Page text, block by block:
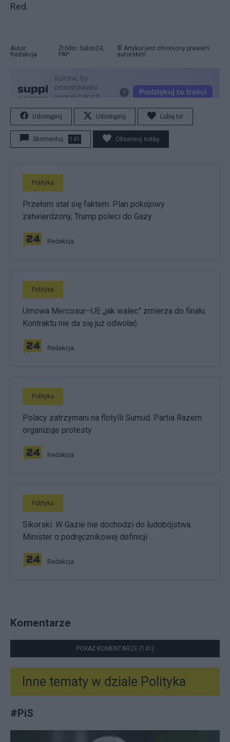
Red.
Autor:
Redakcja
Źródło: Salon24,
PAP
© Artykuł jest chroniony prawem
autorskim
Udostępnij Udostępnij Lubię to!
Skomentuj 141 Obserwuj notkę
Polityka
Przełom stał się faktem. Plan pokojowy
zatwierdzony, Trump poleci do Gazy
Redakcja
Polityka
Umowa Mercosur–UE „jak walec” zmierza do finału.
Kontraktu nie da się już odwołać
Redakcja
Polityka
Polacy zatrzymani na flotylli Sumud. Partia Razem
organizuje protesty
Redakcja
Polityka
Sikorski: W Gazie nie dochodzi do ludobójstwa.
Minister o podręcznikowej definicji
Redakcja
Komentarze
POKAŻ KOMENTARZE (141)
Inne tematy w dziale Polityka
#PiS